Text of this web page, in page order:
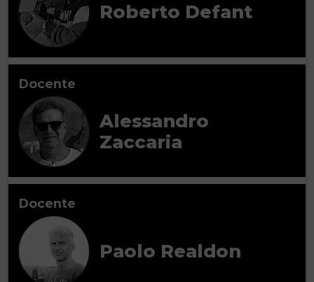
Roberto Defant
Docente
Alessandro
Zaccaria
Docente
Paolo Realdon